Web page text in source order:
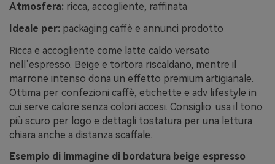
Atmosfera: ricca, accogliente, raffinata
Ideale per: packaging caffè e annunci prodotto
Ricca e accogliente come latte caldo versato
nell’espresso. Beige e tortora riscaldano, mentre il
marrone intenso dona un effetto premium artigianale.
Ottima per confezioni caffè, etichette e adv lifestyle in
cui serve calore senza colori accesi. Consiglio: usa il tono
più scuro per logo e dettagli tostatura per una lettura
chiara anche a distanza scaffale.
Esempio di immagine di bordatura beige espresso